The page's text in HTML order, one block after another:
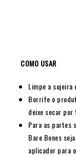
COMO USAR
Limpe a
Borrife o
deixe secar
Para as partes
Bare Bones
aplicador para